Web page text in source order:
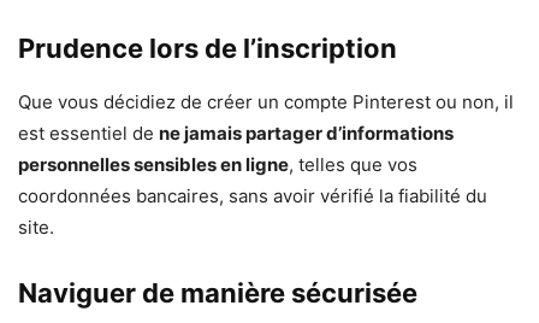
Prudence lors de l’inscription
Que vous décidiez de créer un compte Pinterest ou non, il
est essentiel de ne jamais partager d’informations
personnelles sensibles en ligne, telles que vos
coordonnées bancaires, sans avoir vérifié la fiabilité du
site.
Naviguer de manière sécurisée